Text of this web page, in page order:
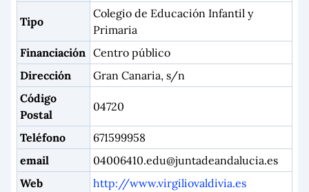
Tipo
Colegio de Educación Infantil y
Primaria
Financiación Centro público
Dirección
Gran Canaria, s/n
Código
Postal
04720
Teléfono
671599958
email
04006410.edu@juntadeandalucia.es
Web
http://www.virgiliovaldivia.es